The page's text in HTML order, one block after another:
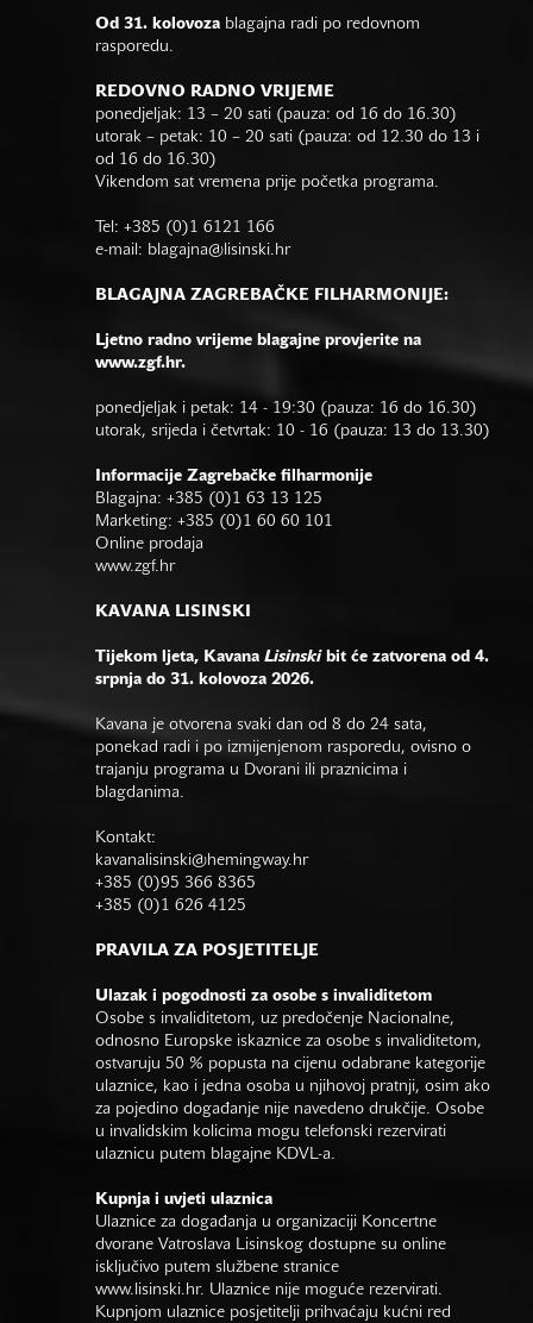
Od 31. kolovoza blagajna radi po redovnom
rasporedu.
REDOVNO RADNO VRIJEME
ponedjeljak: 13 – 20 sati (pauza: od 16 do 16.30)
utorak – petak: 10 – 20 sati (pauza: od 12.30 do 13 i
od 16 do 16.30)
Vikendom sat vremena prije početka programa.
Tel: +385 (0)1 6121 166
e-mail: blagajna@lisinski.hr
BLAGAJNA ZAGREBAČKE FILHARMONIJE:
Ljetno radno vrijeme blagajne provjerite na
www.zgf.hr.
ponedjeljak i petak: 14 - 19:30 (pauza: 16 do 16.30)
utorak, srijeda i četvrtak: 10 - 16 (pauza: 13 do 13.30)
Informacije Zagrebačke filharmonije
Blagajna: +385 (0)1 63 13 125
Marketing: +385 (0)1 60 60 101
Online prodaja
www.zgf.hr
KAVANA LISINSKI
Tijekom ljeta, Kavana Lisinski bit će zatvorena od 4.
srpnja do 31. kolovoza 2026.
Kavana je otvorena svaki dan od 8 do 24 sata,
ponekad radi i po izmijenjenom rasporedu, ovisno o
trajanju programa u Dvorani ili praznicima i
blagdanima.
Kontakt:
kavanalisinski@hemingway.hr
+385 (0)95 366 8365
+385 (0)1 626 4125
PRAVILA ZA POSJETITELJE
Ulazak i pogodnosti za osobe s invaliditetom
Osobe s invaliditetom, uz predočenje Nacionalne,
odnosno Europske iskaznice za osobe s invaliditetom,
ostvaruju 50 % popusta na cijenu odabrane kategorije
ulaznice, kao i jedna osoba u njihovoj pratnji, osim ako
za pojedino događanje nije navedeno drukčije. Osobe
u invalidskim kolicima mogu telefonski rezervirati
ulaznicu putem blagajne KDVL-a.
Kupnja i uvjeti ulaznica
Ulaznice za događanja u organizaciji Koncertne
dvorane Vatroslava Lisinskog dostupne su online
isključivo putem službene stranice
www.lisinski.hr. Ulaznice nije moguće rezervirati.
Kupnjom ulaznice posjetitelji prihvaćaju kućni red